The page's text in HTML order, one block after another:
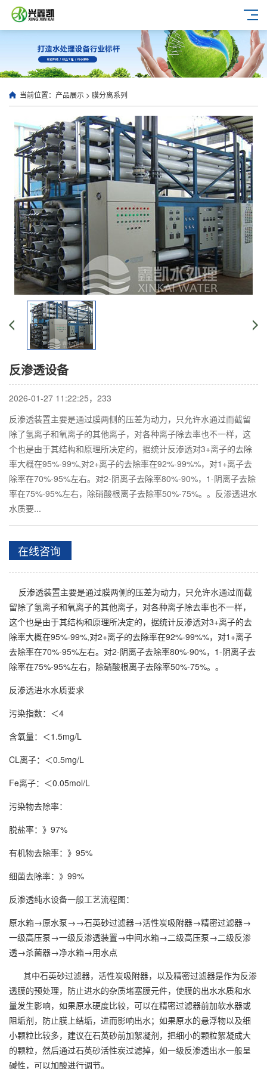
当前位置： 产品展示 > 膜分离系列
反渗透设备
2026-01-27 11:22:25， 233
反渗透装置主要是通过膜两侧的压差为动力，只允许水通过而截留
除了氢离子和氧离子的其他离子，对各种离子除去率也不一样，这
个也是由于其结构和原理所决定的，据统计反渗透对3+离子的去除
率大概在95%-99%,对2+离子的去除率在92%-99%%，对1+离子去
除率在70%-95%左右。对2-阴离子去除率80%-90%，1-阴离子去除
率在75%-95%左右，除硝酸根离子去除率50%-75%。。反渗透进水
水质要...
在线咨询
反渗透装置主要是通过膜两侧的压差为动力，只允许水通过而截
留除了氢离子和氧离子的其他离子，对各种离子除去率也不一样，
这个也是由于其结构和原理所决定的，据统计反渗透对3+离子的去
除率大概在95%-99%,对2+离子的去除率在92%-99%%，对1+离子
去除率在70%-95%左右。对2-阴离子去除率80%-90%，1-阴离子去
除率在75%-95%左右，除硝酸根离子去除率50%-75%。。
反渗透进水水质要求
污染指数：＜4
含氧量：＜1.5mg/L
CL离子：＜0.5mg/L
Fe离子：＜0.05mol/L
污染物去除率：
脱盐率：》97%
有机物去除率：》95%
细菌去除率：》99%
反渗透纯水设备一般工艺流程图：
原水箱→原水泵→→石英砂过滤器→活性炭吸附器→精密过滤器→
一级高压泵→一级反渗透装置→中间水箱→二级高压泵→二级反渗
透→杀菌器→净水箱→用水点
其中石英砂过滤器，活性炭吸附器，以及精密过滤器是作为反渗
透膜的预处理，防止进水的杂质堵塞膜元件，使膜的出水水质和水
量发生影响，如果原水硬度比较，可以在精密过滤器前加软水器或
阻垢剂，防止膜上结垢，进而影响出水；如果原水的悬浮物以及细
小颗粒比较多，建议在石英砂前加絮凝剂，把细小的颗粒絮凝成大
的颗粒，然后通过石英砂活性炭过滤掉，如一级反渗透出水一般呈
碱性，可以加酸进行调节。